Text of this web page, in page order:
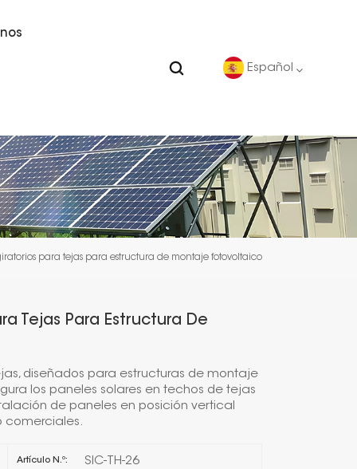
Español
English
Deutsch
español
português
para tejas para estructura de montaje fotovoltaico
Tejas Para Estructura De
diseñados para estructuras de montaje
los paneles solares en techos de tejas
de paneles en posición vertical
comerciales.
Artículo N.º: SIC-TH-26